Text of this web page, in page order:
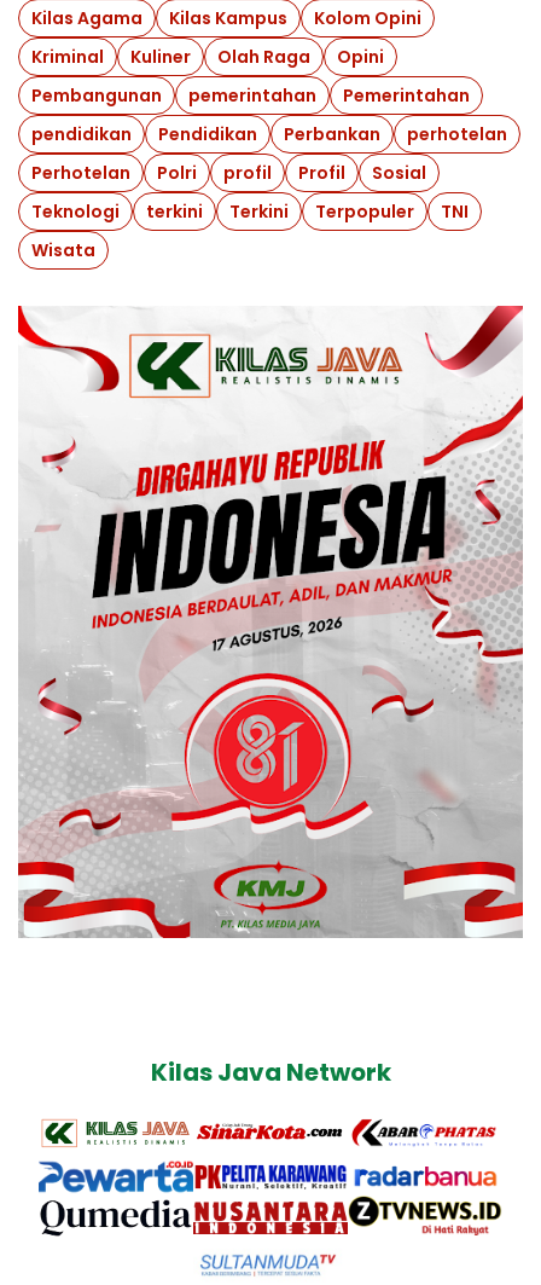
Kilas Agama
Kilas Kampus
Kolom Opini
Kriminal
Kuliner Olah Raga
Opini
Pembangunan
pemerintahan
Pemerintahan
pendidikan
Pendidikan Perbankan
perhotelan
Perhotelan
Polri profil Profil
Sosial
Teknologi
terkini Terkini Terpopuler
TNI
Wisata
Kilas Java Network